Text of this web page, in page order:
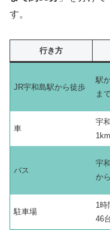
す。
行き方
JR宇和島駅から徒歩
駅
ま
車
宇
バス
宇
か
駐車場
1時
46